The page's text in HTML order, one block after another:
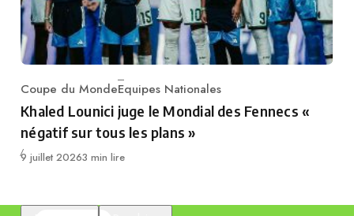
Category
Coupe du MondeEquipes Nationales
Khaled Lounici juge le Mondial des Fennecs «
négatif sur tous les plans »
Publié
9 juillet 20263 min lire